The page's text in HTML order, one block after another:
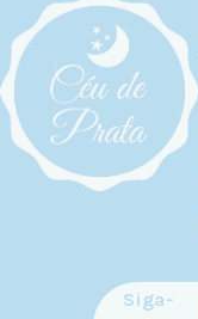
Siga-